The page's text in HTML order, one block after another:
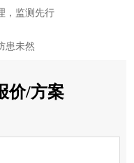
，监测先行
患未然
价/方案